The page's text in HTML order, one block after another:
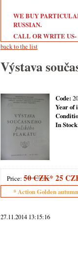
WE BUY
RUSSIAN.
CALL OR WRITE US-
back to the list
Výstava
Code:
Year of
In
Price:50 CZK* 25
* Action Golden autumn
27.11.2014 13:15:16